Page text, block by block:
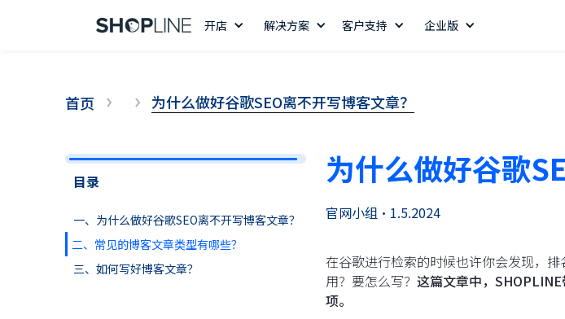
开店 解决方案 客户支持 企业版
首页 为什么做好谷歌SEO离不开写博客文章？
目录
一、为什么做好谷歌SEO离不开写博客文章？
二、常见的博客文章类型有哪些？
三、如何写好博客文章？
为什么做好谷歌
官网小组 • 1.5.2024
在谷歌进行检索的时候也许你会发现，
用？要怎么写？ 这篇文章中，
项。